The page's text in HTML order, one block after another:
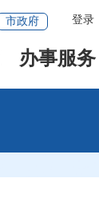
登录
市政府
办事服务